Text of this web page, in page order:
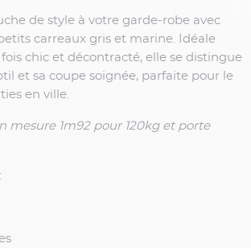
de style à votre garde-robe avec
carreaux gris et marine. Idéale
chic et décontracté, elle se distingue
et sa coupe soignée, parfaite pour le
en ville.
mesure 1m92 pour 120kg et porte